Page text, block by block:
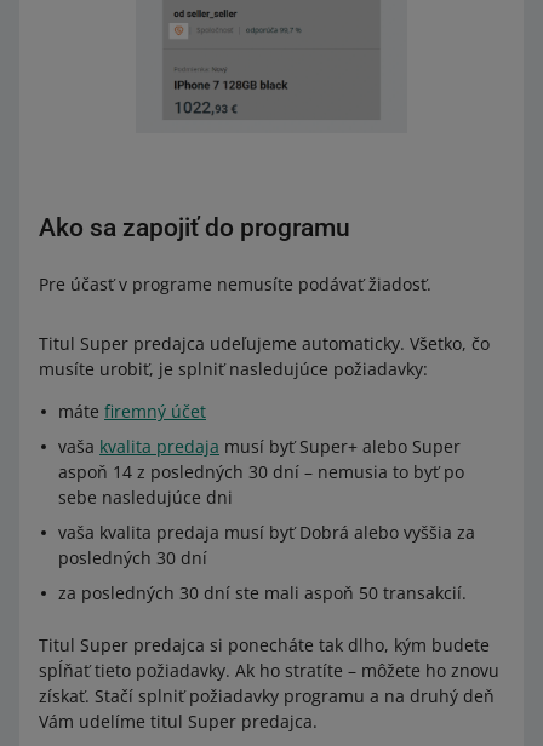
Ako sa zapojiť do programu
Pre účasť v programe nemusíte podávať žiadosť.
Titul Super predajca udeľujeme automaticky. Všetko, čo
musíte urobiť, je splniť nasledujúce požiadavky:
máte firemný účet
vaša kvalita predaja musí byť Super+ alebo Super
aspoň 14 z posledných 30 dní – nemusia to byť po
sebe nasledujúce dni
vaša kvalita predaja musí byť Dobrá alebo vyššia za
posledných 30 dní
za posledných 30 dní ste mali aspoň 50 transakcií.
Titul Super predajca si ponecháte tak dlho, kým budete
spĺňať tieto požiadavky. Ak ho stratíte – môžete ho znovu
získať. Stačí splniť požiadavky programu a na druhý deň
Vám udelíme titul Super predajca.